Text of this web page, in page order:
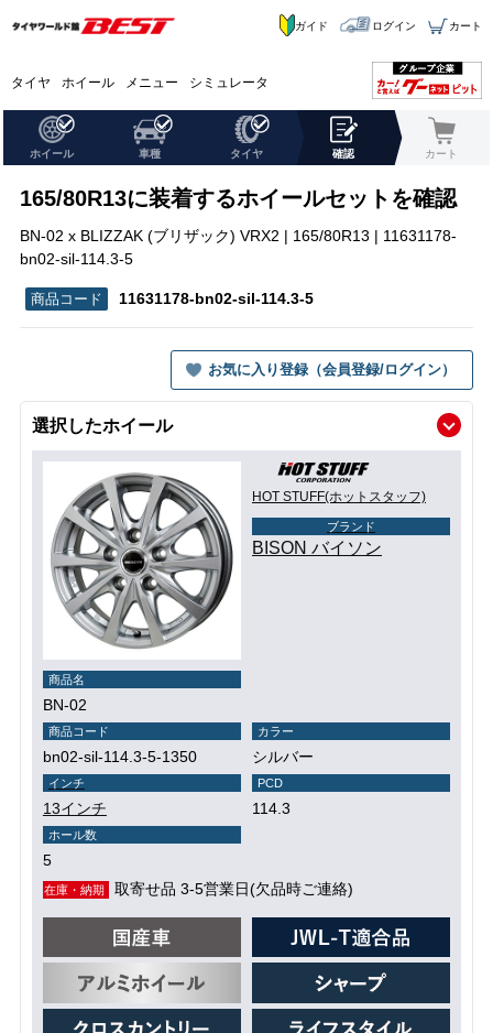
タイヤ ホイール メニュー シミュレータ
ガイド ログイン カート
ホイール 車種 タイヤ 確認 カート
165/80R13に装着するホイールセットを確認
BN-02 x BLIZZAK (ブリザック) VRX2 | 165/80R13 | 11631178-
bn02-sil-114.3-5
11631178-bn02-sil-114.3-5
お気に入り登録（会員登録/ログイン）
選択したホイール
HOT STUFF(ホットスタッフ)
ブランド
BISON バイソン
商品名
BN-02
商品コード
bn02-sil-114.3-5-1350
カラー
シルバー
インチ
13インチ
PCD
114.3
ホール数
5
在庫・納期 取寄せ品 3-5営業日(欠品時ご連絡)